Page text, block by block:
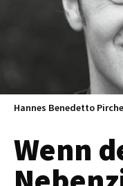
Hannes Benedetto
Wenn